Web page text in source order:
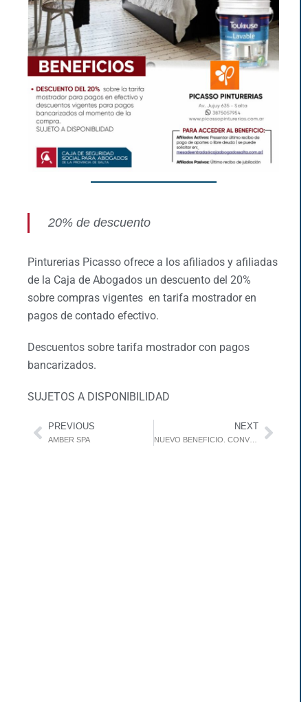
20% de descuento
Pinturerias Picasso ofrece a los afiliados y afiliadas
de la Caja de Abogados un descuento del 20%
sobre compras vigentes en tarifa mostrador en
pagos de contado efectivo.
Descuentos sobre tarifa mostrador con pagos
bancarizados.
SUJETOS A DISPONIBILIDAD
PREVIOUS
AMBER SPA
NEXT
NUEVO BENEFICIO. CONVENIO CON PROFILAXIS. VACUNATORIO